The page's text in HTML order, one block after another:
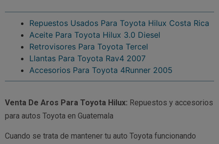
Repuestos Usados Para Toyota Hilux Costa Rica
Aceite Para Toyota Hilux 3.0 Diesel
Retrovisores Para Toyota Tercel
Llantas Para Toyota Rav4 2007
Accesorios Para Toyota 4Runner 2005
Venta De Aros Para Toyota Hilux: Repuestos y accesorios
para autos Toyota en Guatemala
Cuando se trata de mantener tu auto Toyota funcionando